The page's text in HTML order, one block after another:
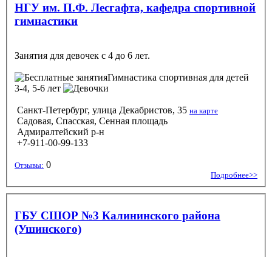
НГУ им. П.Ф. Лесгафта, кафедра спортивной
гимнастики
Занятия для девочек с 4 до 6 лет.
Гимнастика спортивная для детей
3-4, 5-6 лет
Санкт-Петербург, улица Декабристов, 35 на карте
Садовая, Спасская, Сенная площадь
Адмиралтейский р-н
+7-911-00-99-133
Отзывы: 0
Подробнее>>
ГБУ СШОР №3 Калининского района
(Ушинского)